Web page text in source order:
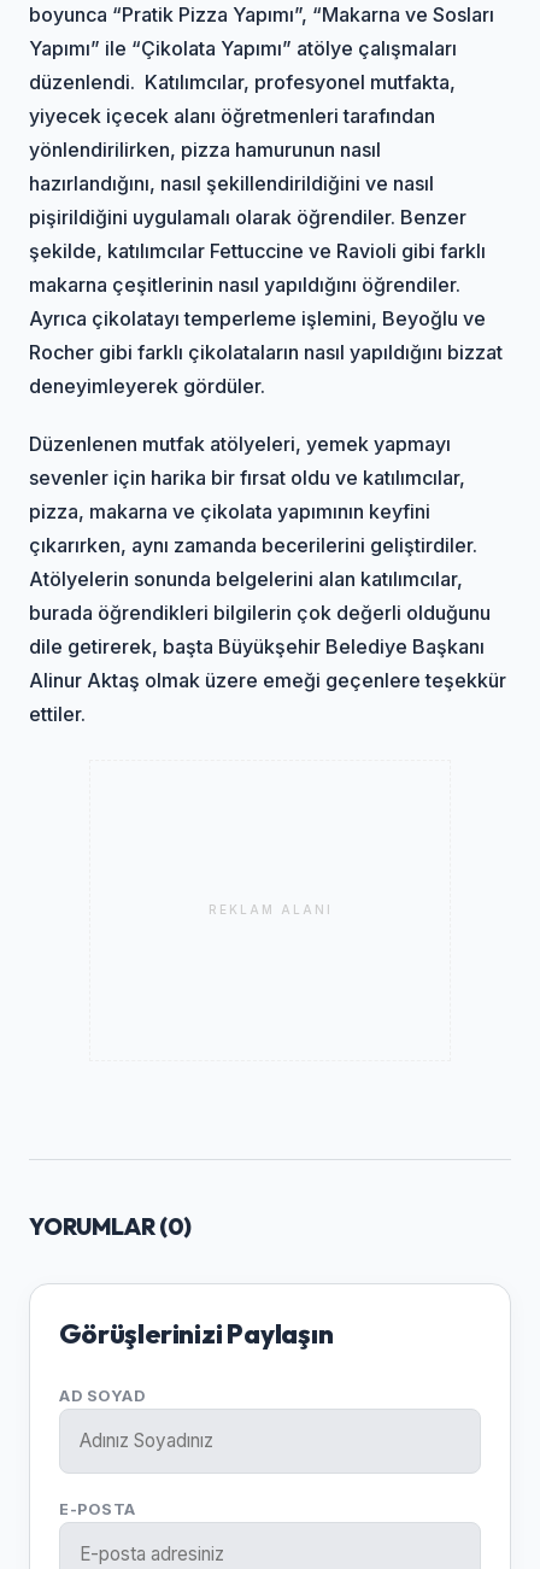
boyunca “Pratik Pizza Yapımı”, “Makarna ve Sosları
Yapımı” ile “Çikolata Yapımı” atölye çalışmaları
düzenlendi. Katılımcılar, profesyonel mutfakta,
yiyecek içecek alanı öğretmenleri tarafından
yönlendirilirken, pizza hamurunun nasıl
hazırlandığını, nasıl şekillendirildiğini ve nasıl
pişirildiğini uygulamalı olarak öğrendiler. Benzer
şekilde, katılımcılar Fettuccine ve Ravioli gibi farklı
makarna çeşitlerinin nasıl yapıldığını öğrendiler.
Ayrıca çikolatayı temperleme işlemini, Beyoğlu ve
Rocher gibi farklı çikolataların nasıl yapıldığını bizzat
deneyimleyerek gördüler.
Düzenlenen mutfak atölyeleri, yemek yapmayı
sevenler için harika bir fırsat oldu ve katılımcılar,
pizza, makarna ve çikolata yapımının keyfini
çıkarırken, aynı zamanda becerilerini geliştirdiler.
Atölyelerin sonunda belgelerini alan katılımcılar,
burada öğrendikleri bilgilerin çok değerli olduğunu
dile getirerek, başta Büyükşehir Belediye Başkanı
Alinur Aktaş olmak üzere emeği geçenlere teşekkür
ettiler.
REKLAM ALANI
YORUMLAR (0)
Görüşlerinizi Paylaşın
AD SOYAD
E-POSTA